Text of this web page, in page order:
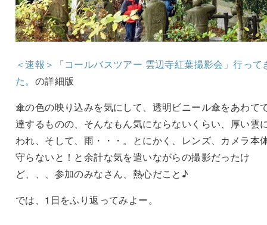
＜速報＞「コールバスツアー 雲辺寺紅葉撮影会」行って
た。 の詳細版
傘の色の映り込みを気にして、透明ビニール傘をあわて
達するものの、そんなもん気にならないくらい、厚い雲
われ、そして、雨・・・。とにかく、レンズ、カメラ本
守らないと！と余計な気を遣いながらの撮影だったけ
ど、、、参加のみなさん、熱心だこと♪
では、1日をふり返ってみよー。